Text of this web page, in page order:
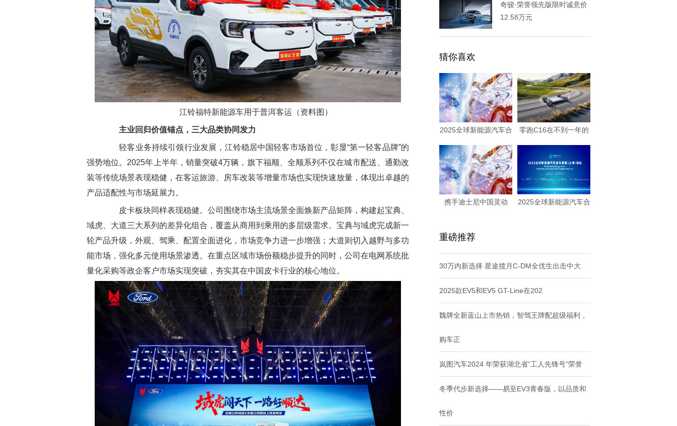
江铃福特新能源车用于普洱客运（资料图）
主业回归价值锚点，三大品类协同发力
轻客业务持续引领行业发展，江铃稳居中国轻客市场首位，彰显“第一轻客品牌”的
强势地位。2025年上半年，销量突破4万辆，旗下福顺、全顺系列不仅在城市配送、通勤改
装等传统场景表现稳健，在客运旅游、房车改装等增量市场也实现快速放量，体现出卓越的
产品适配性与市场延展力。
皮卡板块同样表现稳健。公司围绕市场主流场景全面焕新产品矩阵，构建起宝典、
域虎、大道三大系列的差异化组合，覆盖从商用到乘用的多层级需求。宝典与域虎完成新一
轮产品升级，外观、驾乘、配置全面进化，市场竞争力进一步增强；大道则切入越野与多功
能市场，强化多元使用场景渗透。在重点区域市场份额稳步提升的同时，公司在电网系统批
量化采购等政企客户市场实现突破，夯实其在中国皮卡行业的核心地位。
奇骏·荣誉领先版限时诚意价
12.58万元
猜你喜欢
2025全球新能源汽车合
作发展(上海
零跑C16在不到一年的
时间中已累计交
携手迪士尼中国灵动
2025全球新能源汽车合
重磅推荐
30万内新选择 星途揽月C-DM全优生出击中大
2025款EV5和EV5 GT-Line在202
魏牌全新蓝山上市热销，智驾王牌配超级福利，
购车正
岚图汽车2024 年荣获湖北省“工人先锋号”荣誉
冬季代步新选择——易至EV3青春版，以品质和
性价